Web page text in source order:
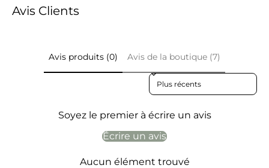
Avis Clients
Avis produits (0) Avis de la boutique (7)
Sort reviews by
Soyez le premier à écrire un avis
Écrire un avis
Aucun élément trouvé